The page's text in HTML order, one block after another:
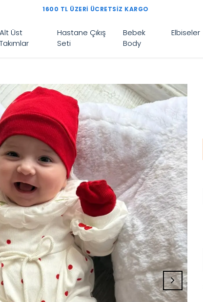
1600 TL ÜZERI ÜCRETSIZ KARGO
Alt Üst
Takımlar
Hastane Çıkış
Seti
Bebek
Body
Elbiseler